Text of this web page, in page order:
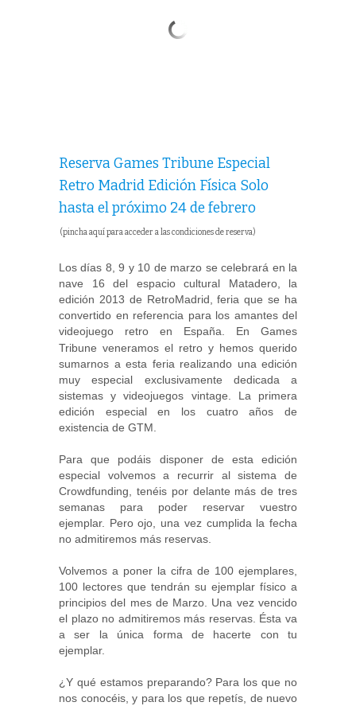
Reserva Games Tribune Especial
Retro Madrid Edición Física Solo
hasta el próximo 24 de febrero
(pincha aquí para acceder a las condiciones de reserva)
Los días 8, 9 y 10 de marzo se celebrará en la
nave 16 del espacio cultural Matadero, la
edición 2013 de RetroMadrid, feria que se ha
convertido en referencia para los amantes del
videojuego retro en España. En Games
Tribune veneramos el retro y hemos querido
sumarnos a esta feria realizando una edición
muy especial exclusivamente dedicada a
sistemas y videojuegos vintage. La primera
edición especial en los cuatro años de
existencia de GTM.
Para que podáis disponer de esta edición
especial volvemos a recurrir al sistema de
Crowdfunding, tenéis por delante más de tres
semanas para poder reservar vuestro
ejemplar. Pero ojo, una vez cumplida la fecha
no admitiremos más reservas.
Volvemos a poner la cifra de 100 ejemplares,
100 lectores que tendrán su ejemplar físico a
principios del mes de Marzo. Una vez vencido
el plazo no admitiremos más reservas. Ésta va
a ser la única forma de hacerte con tu
ejemplar.
¿Y qué estamos preparando? Para los que no
nos conocéis, y para los que repetís, de nuevo